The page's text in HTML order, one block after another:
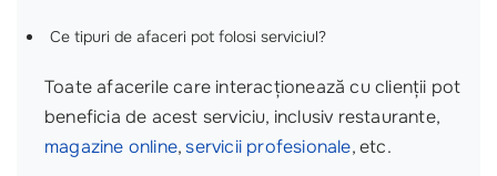
Ce tipuri de afaceri pot folosi serviciul?
Toate afacerile care interacționează cu clienții pot
beneficia de acest serviciu, inclusiv restaurante,
magazine online,servicii profesionale, etc.